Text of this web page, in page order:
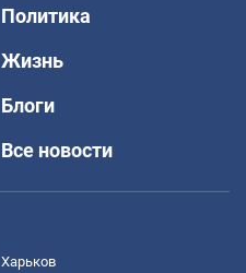
Политика
Жизнь
Блоги
Все новости
Харьков